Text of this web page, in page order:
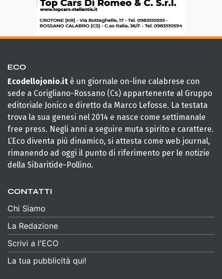
ECO
Ecodellojonio.it è un giornale on-line calabrese con
sede a Corigliano-Rossano (Cs) appartenente al Gruppo
editoriale Jonico e diretto da Marco Lefosse. La testata
trova la sua genesi nel 2014 e nasce come settimanale
free press. Negli anni a seguire muta spirito e carattere.
L’Eco diventa più dinamico, si attesta come web journal,
rimanendo ad oggi il punto di riferimento per le notizie
della Sibaritide-Pollino.
CONTATTI
Chi Siamo
La Redazione
Scrivi a l'ECO
La tua pubblicità qui!